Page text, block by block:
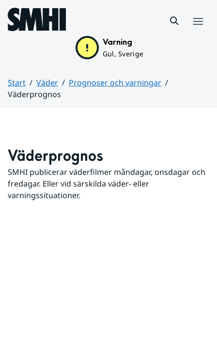
Hoppa till sidans innehåll
Varning
Gul, Sverige
Start Väder
Prognoser och varningar
Väderprognos
Väderprognos
SMHI publicerar väderfilmer måndagar, onsdagar och
fredagar. Eller vid särskilda väder- eller
varningssituationer.